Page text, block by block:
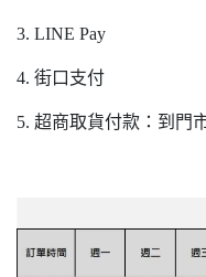
3. LINE Pay
4. 街口支付
5. 超商取貨付款：到門